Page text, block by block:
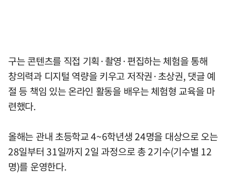
구는 콘텐츠를 직접 기획·촬영·편집하는 체험을 통해
창의력과 디지털 역량을 키우고 저작권·초상권, 댓글 예
절 등 책임 있는 온라인 활동을 배우는 체험형 교육을 마
련했다.
올해는 관내 초등학교 4~6학년생 24명을 대상으로 오는
28일부터 31일까지 2일 과정으로 총 2기수(기수별 12
명)를 운영한다.